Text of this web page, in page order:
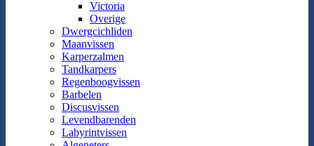
Victoria
Overige
Dwergcichliden
Maanvissen
Karperzalmen
Tandkarpers
Regenboogvissen
Barbelen
Discusvissen
Levendbarenden
Labyrintvissen